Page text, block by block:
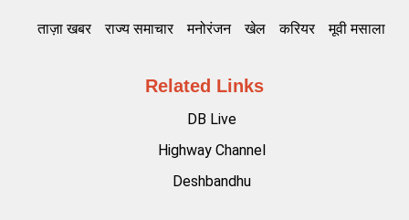
ताज़ा खबर राज्य समाचार मनोरंजन खेल करियर मूवी मसाला
Related Links
DB Live
Highway Channel
Deshbandhu